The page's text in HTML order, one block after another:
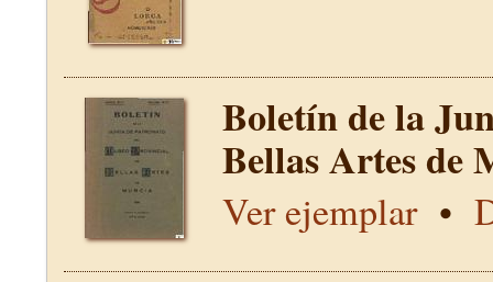
Boletín de la
Bellas Artes
Ver ejemplar•